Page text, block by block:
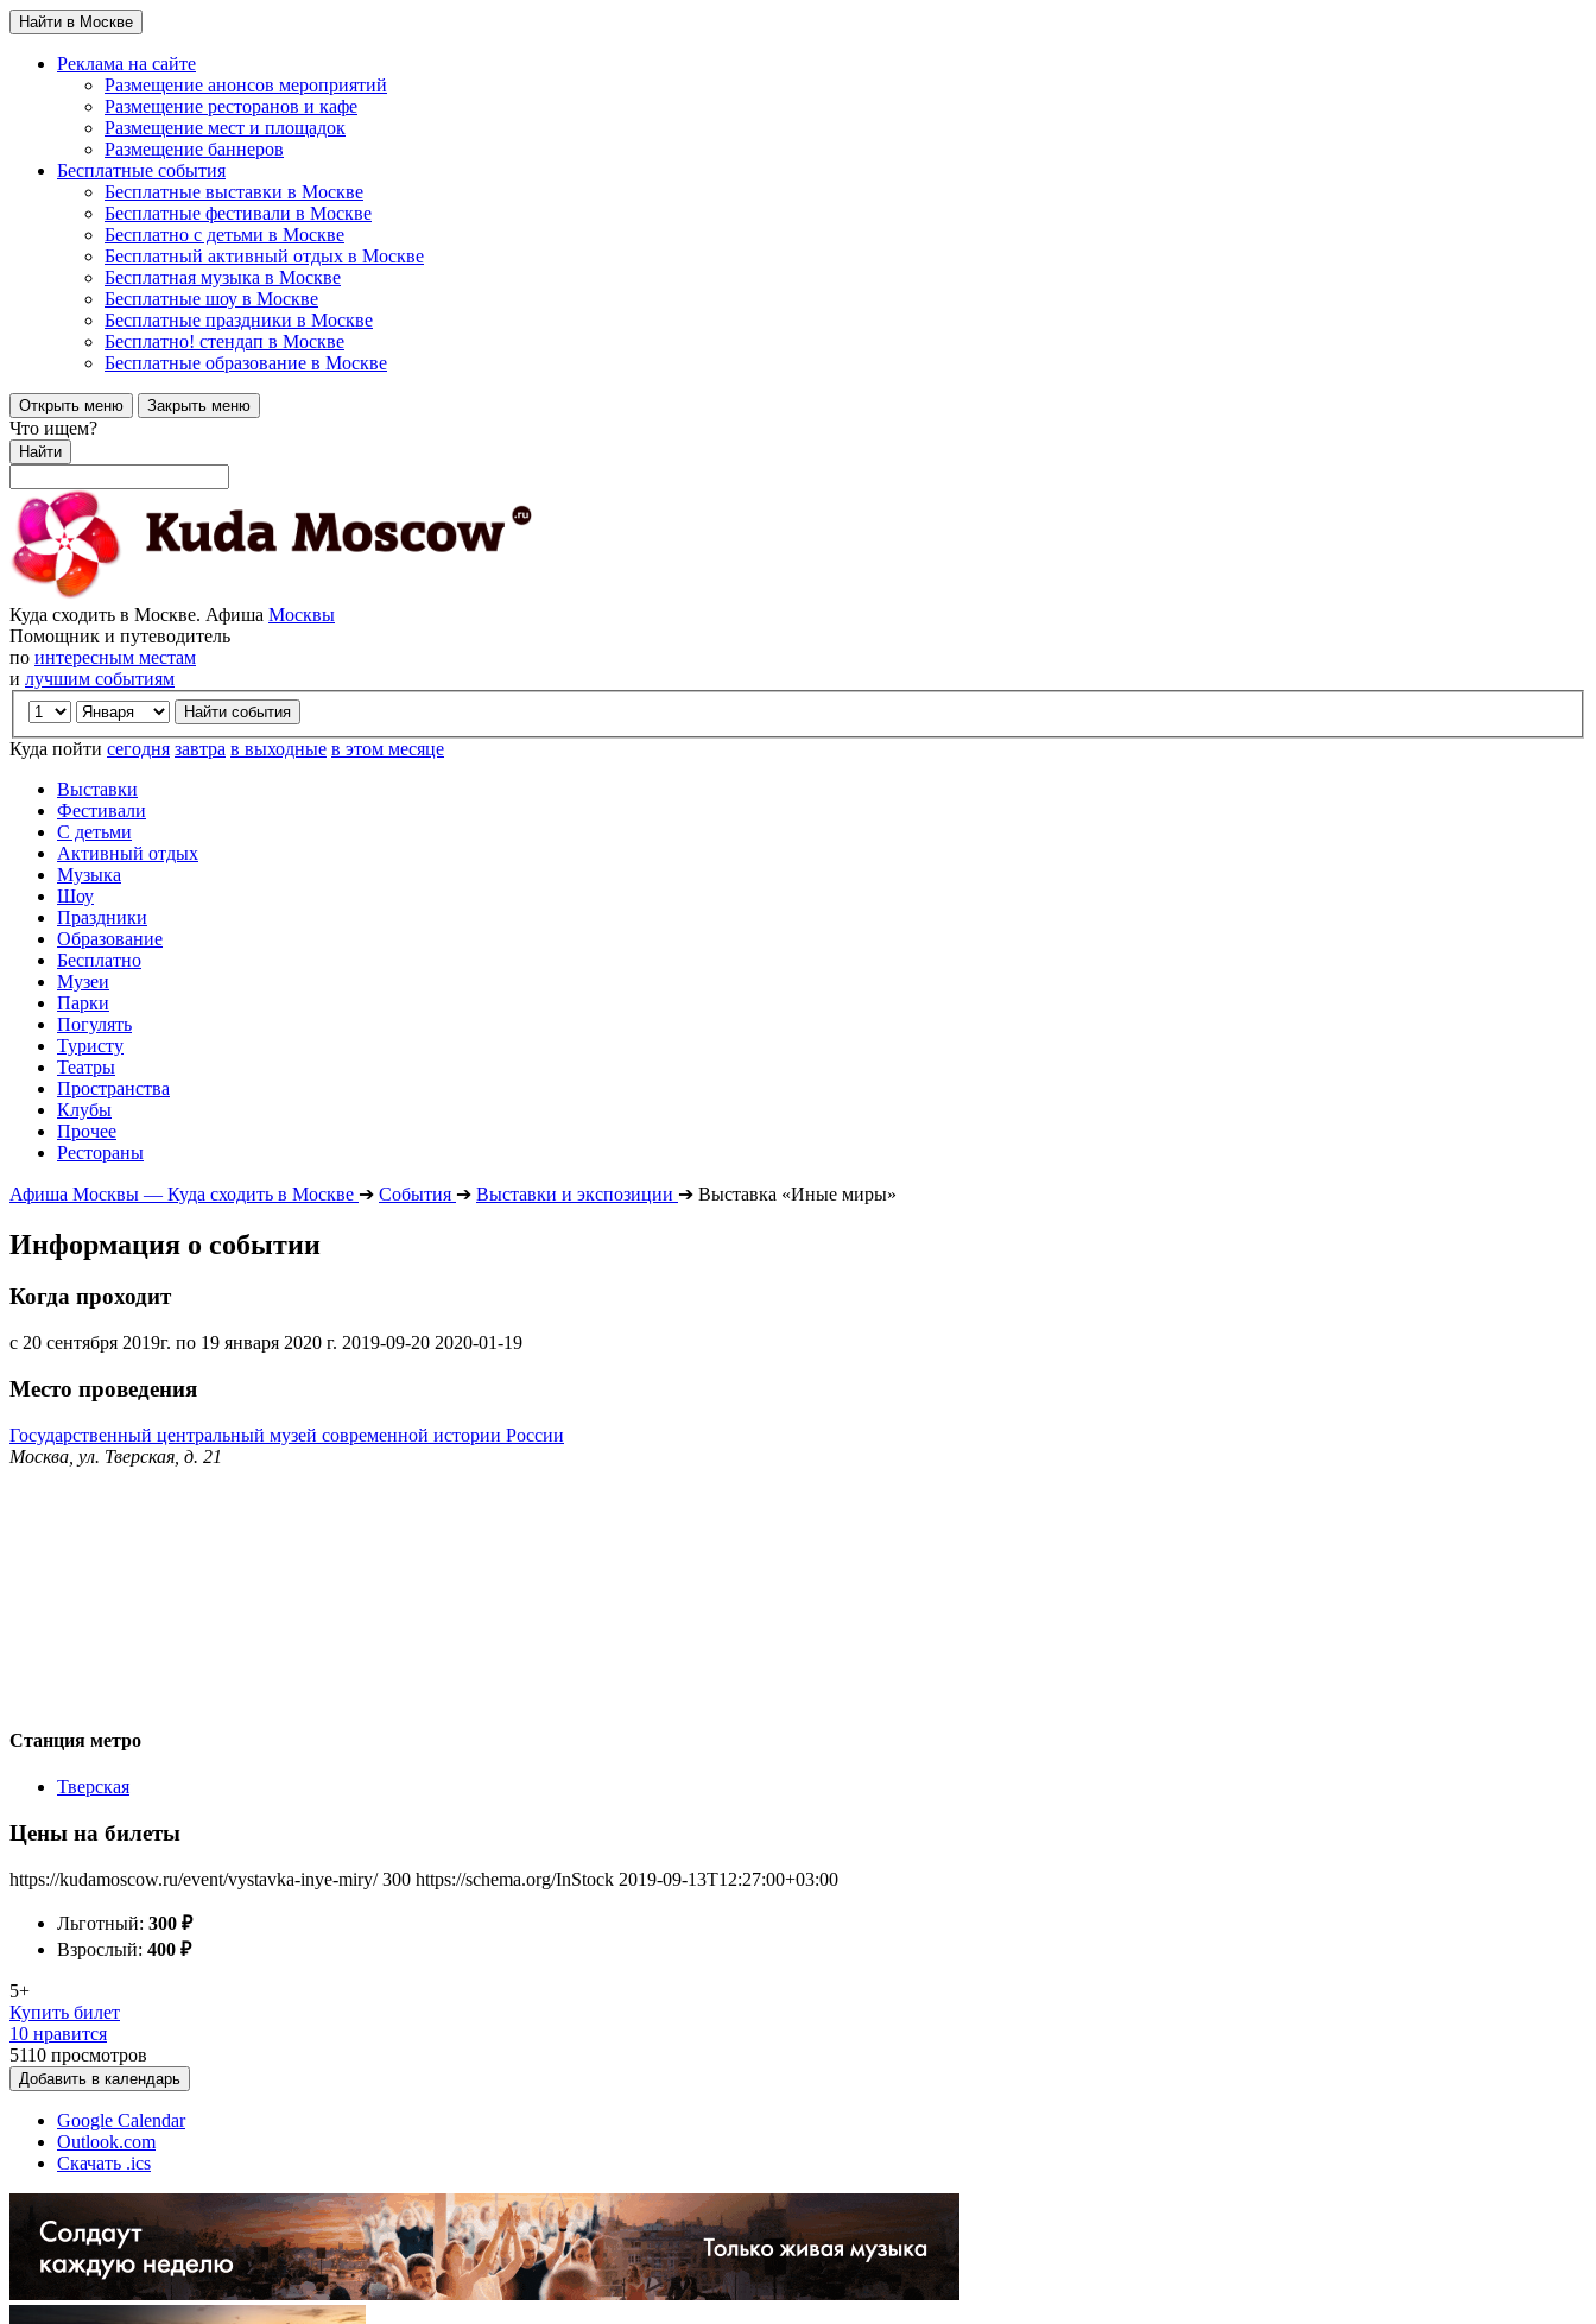
Найти в Москве
Реклама на сайте
Размещение анонсов мероприятий
Размещение ресторанов и кафе
Размещение мест и площадок
Размещение баннеров
Бесплатные события
Бесплатные выставки в Москве
Бесплатные фестивали в Москве
Бесплатно с детьми в Москве
Бесплатный активный отдых в Москве
Бесплатная музыка в Москве
Бесплатные шоу в Москве
Бесплатные праздники в Москве
Бесплатно! стендап в Москве
Бесплатные образование в Москве
Открыть меню Закрыть меню
Что ищем?
Найти
Куда сходить в Москве. Афиша Москвы
Помощник и путеводитель
по интересным местам
и лучшим событиям
Куда пойти сегодня завтра в выходные в этом месяце
Выставки
Фестивали
С детьми
Активный отдых
Музыка
Шоу
Праздники
Образование
Бесплатно
Музеи
Парки
Погулять
Туристу
Театры
Пространства
Клубы
Прочее
Рестораны
Афиша Москвы — Куда сходить в Москве ➔ События ➔ Выставки и экспозиции ➔ Выставка «Иные миры»
Информация о событии
Когда проходит
с 20 сентября 2019г. по 19 января 2020 г. 2019-09-20 2020-01-19
Место проведения
Государственный центральный музей современной истории России
Москва, ул. Тверская, д. 21
Станция метро
Тверская
Цены на билеты
https://kudamoscow.ru/event/vystavka-inye-miry/ 300 https://schema.org/InStock 2019-09-13T12:27:00+03:00
Льготный: 300 ₽
Взрослый: 400 ₽
5+
Купить билет
10 нравится
5110 просмотров
Добавить в календарь
Google Calendar
Outlook.com
Скачать .ics